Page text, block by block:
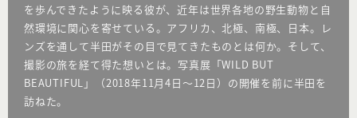
を歩んできたように映る彼が、近年は世界各地の野生動物と自
然環境に関心を寄せている。アフリカ、北極、南極、日本。レ
ンズを通して半田がその目で見てきたものとは何か。そして、
撮影の旅を経て得た想いとは。写真展「WILD BUT
BEAUTIFUL」（2018年11月4日〜12日）の開催を前に半田を
訪ねた。